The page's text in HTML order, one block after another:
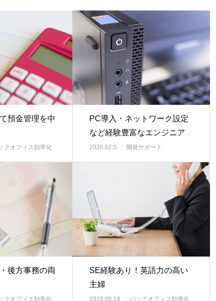
預金管理を中
クオフィス効率化
PC導入・ネットワーク設定
など経験豊富なエンジニア
2020.02.5 開発サポート
後方事務の両
クオフィス効率化
SE経験あり！英語力の高い
主婦
2019.09.18 バックオフィス効率化